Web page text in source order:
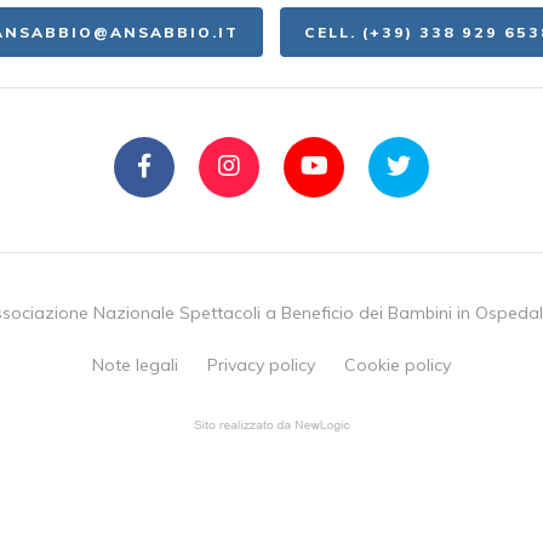
CELL. (+39) 338 929
Nazionale Spettacoli a Beneficio dei Bambini in
Note legali Privacy policy Cookie policy